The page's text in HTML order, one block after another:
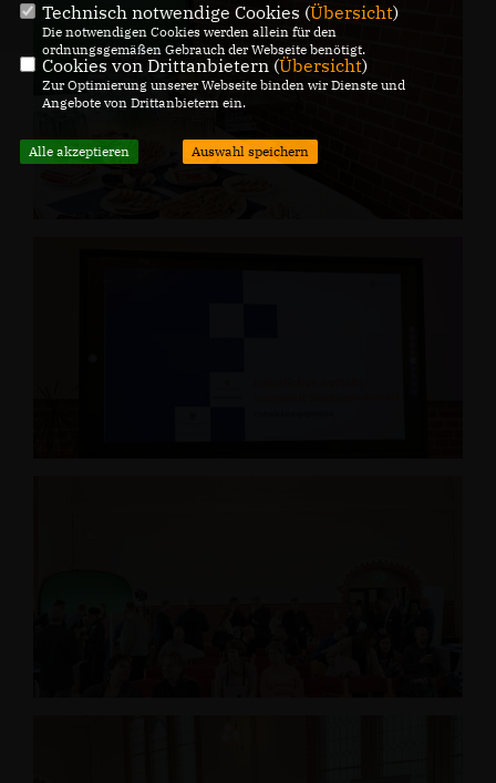
Technisch notwendige Cookies (Übersicht)
Die notwendigen Cookies werden allein für den
ordnungsgemäßen Gebrauch der Webseite benötigt.
Cookies von Drittanbietern (Übersicht)
Zur Optimierung unserer Webseite binden wir Dienste und
Angebote von Drittanbietern ein.
Alle akzeptieren Auswahl speichern